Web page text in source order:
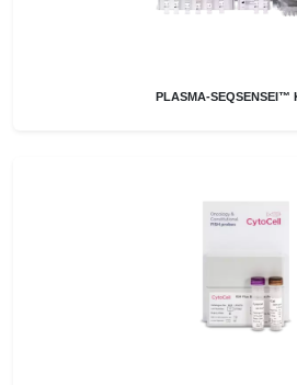
PLASMA-SEQSENSEI™